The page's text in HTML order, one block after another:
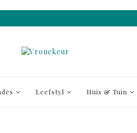
Leefstyl Huis & Tuin